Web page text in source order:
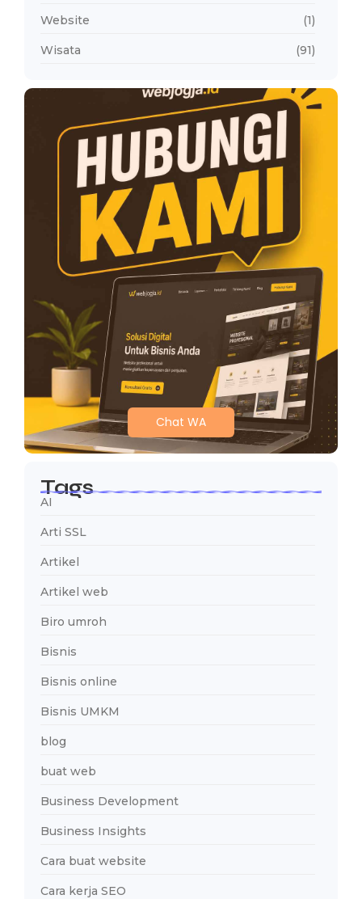
Website (1)
Wisata (91)
Chat WA
Tags
AI
Arti SSL
Artikel
Artikel web
Biro umroh
Bisnis
Bisnis online
Bisnis UMKM
blog
buat web
Business Development
Business Insights
Cara buat website
Cara kerja SEO